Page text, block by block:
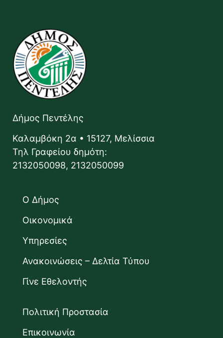
Δήμος Πεντέλης
Καλαμβόκη 2α • 15127, Μελίσσια
Τηλ Γραφείου δημότη:
2132050098, 2132050099
Ο Δήμος
Οικονομικά
Υπηρεσίες
Ανακοινώσεις – Δελτία Τύπου
Γίνε Εθελοντής
Πολιτική Προστασία
Επικοινωνία